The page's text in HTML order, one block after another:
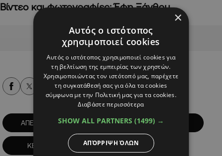
Βίντεο και φωτογραφίες:Έφη Ξάνθου
Advertisement
Alpha Podcasts
ΑΠΕΡΓΙΑ ΚΕΝΤΡΑ ΕΞΥΠΗΡΕΤΗΣΗΣ ΠΟΛΙΤΗ
ΚΕΠ Υπουργείο οικονομικών
×
Αυτός ο ιστότοπος
χρησιμοποιεί cookies
Αυτός ο ιστότοπος χρησιμοποιεί cookies για
τη βελτίωση της εμπειρίας των χρηστών.
Χρησιμοποιώντας τον ιστότοπό μας, παρέχετε
τη συγκατάθεσή σας για όλα τα cookies
σύμφωνα με την Πολιτική μας για τα cookies.
Διαβάστε περισσότερα
SHOW ALL PARTNERS (1499) →
ΑΠΌΡΡΙΨΗ ΌΛΩΝ